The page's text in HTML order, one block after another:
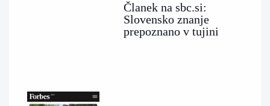
Članek na sbc.si:
Slovensko znanje
prepoznano v tujini